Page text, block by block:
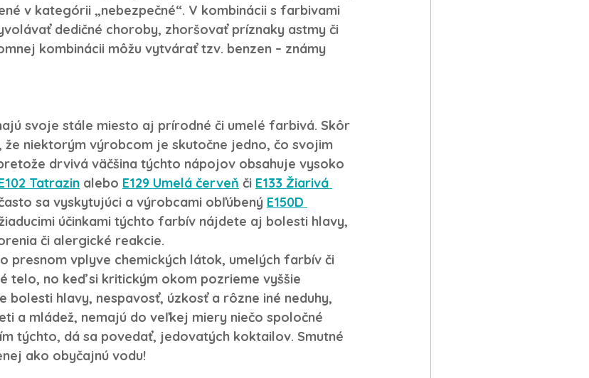
v kategórii „nebezpečné“. V kombinácii s farbivami
dedičné choroby, zhoršovať príznaky astmy či
kombinácii môžu vytvárať tzv. benzen – známy
svoje stále miesto aj prírodné či umelé farbivá. Skôr
že niektorým výrobcom je skutočne jedno, čo svojim
drvivá väčšina týchto nápojov obsahuje vysoko
Tatrazin alebo E129 Umelá červeň či E133 Žiarivá
sa vyskytujúci a výrobcami obľúbený E150D
účinkami týchto farbív nájdete aj bolesti hlavy,
či alergické reakcie.
presnom vplyve chemických látok, umelých farbív či
telo, no keď si kritickým okom pozrieme vyššie
bolesti hlavy, nespavosť, úzkosť a rôzne iné neduhy,
a mládež, nemajú do veľkej miery niečo spoločné
týchto, dá sa povedať, jedovatých koktailov. Smutné
ako obyčajnú vodu!